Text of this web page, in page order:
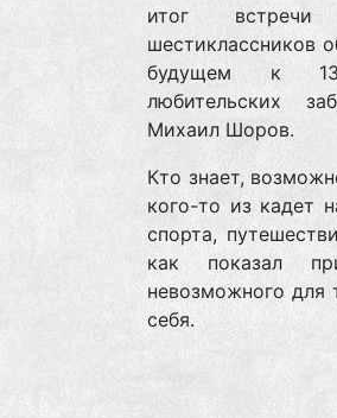
итог
шестиклассников
будущем к
любительских
Михаил Шоров.
Кто знает,
кого-то из кадет
спорта,
как показал
невозможного для
себя.